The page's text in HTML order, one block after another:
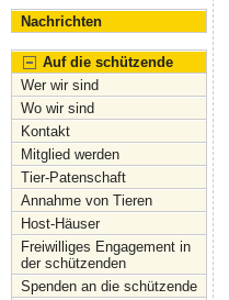
Nachrichten
Auf die schützende
Wer wir sind
Wo wir sind
Kontakt
Mitglied werden
Tier-Patenschaft
Annahme von Tieren
Host-Häuser
Freiwilliges Engagement in
der schützenden
Spenden an die schützende